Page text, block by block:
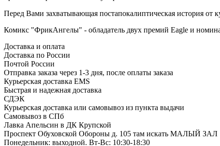
Перед Вами захватывающая постапокалиптическая история от
Комикс "ФрикАнгелы" - обладатель двух премий Eagle и
Доставка и оплата
Доставка по России
Почтой России
Отправка заказа через 1-3 дня, после оплаты заказа
Курьерская доставка EMS
Быстрая и надежная доставка
СДЭК
Курьерская доставка или самовывоз из пункта выдачи
Самовывоз в СПб
Лавка Апельсин в ДК Крупской
Проспект Обуховской Обороны д. 105 там искать МАЛЫЙ ЗАЛ
Понедельник: выходной. Вт-Вс: 10:30-18:30